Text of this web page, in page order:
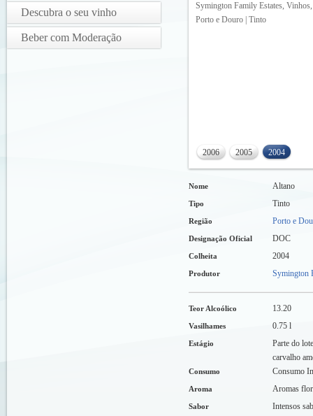
Descubra o seu vinho
Beber com Moderação
Symington Family Estates,
Porto e Douro | Tinto
2006 2005 2004
Nome Altano
Tipo Tinto
Região Porto e
Designação Oficial DOC
Colheita 2004
Produtor Symington
Teor Alcoólico 13.20
Vasilhames 0.75 l
Estágio
Parte do
carvalho
Consumo Consumo
Aroma Aromas
Sabor Intensos